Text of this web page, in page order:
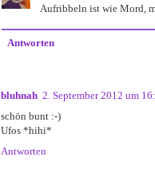
Aufribbeln ist wie Mord,
Antworten
bluhnah 2. September 2012 um
schön bunt :-)
Ufos *hihi*
Antworten